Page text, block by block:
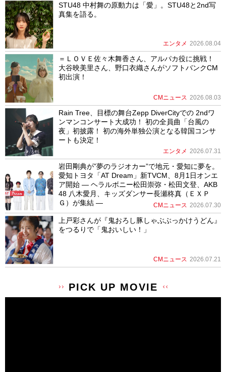
STU48 中村舞の原動力は「愛」。STU48と2nd写
真集を語る。
エンタメ 2026.08.04
＝ＬＯＶＥ佐々木舞香さん、アルパカ役に挑戦！
大谷映美里さん、野口衣織さんがソフトバンクCM
初出演！
CMニュース 2026.08.03
Rain Tree、目標の舞台Zepp DiverCityでの 2ndワ
ンマンコンサート大成功！ 初の全員曲「台風の
夜」初披露！ 初の海外単独公演となる韓国コンサ
ートも決定！
エンタメ 2026.07.31
岩田剛典が”夢のラジオカー”で地元・愛知に夢を。
愛知トヨタ「AT Dream」新TVCM、8月1日オンエ
ア開始 ― ヘラルボニー松田崇弥・松田文登、AKB
48 八木愛月、キッズダンサー長瀬柊真（ＥＸＰ
Ｇ）が集結 ―
CMニュース 2026.07.30
上戸彩さんが『鬼おろし豚しゃぶぶっかけうどん』
をつるりで「鬼おいしい！」
CMニュース 2026.07.21
PICK UP MOVIE